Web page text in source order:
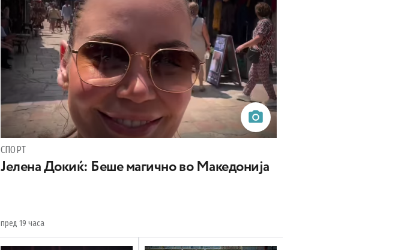
СПОРТ
Јелена Докиќ: Беше магично во Македонија
пред 19 часа